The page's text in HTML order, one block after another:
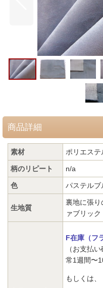
商品詳細
素材 ポリエステ
柄のリピート n/a
色 パステルブ
生地質
裏地に張り
ァブリック
F在庫（フ
（お支払
常1週間〜
もしくは、